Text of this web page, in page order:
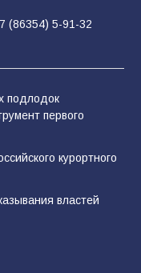
почему
— это
(86354) 5-91-32
подлодок
первого
курортного
властей